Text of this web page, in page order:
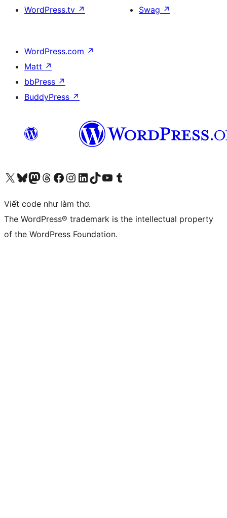
WordPress.tv ↗
Swag ↗
WordPress.com ↗
Matt ↗
bbPress ↗
BuddyPress ↗
Truy cập tài khoản X (trước đây là Twitter) của chúng tôiVisit our Bluesky account
Visit our Mastodon account
Visit our Threads account
Xem trang Facebook của chúng tôiTruy cập tài khoản Instagram của chúng tôiTruy cập tài khoản LinkedIn của chúng tôiVisit our TikTok account
Truy cập kênh YouTube của chúng tôi Visit our Tumblr account
Viết code như làm thơ.
The WordPress® trademark is the intellectual property
of the WordPress Foundation.